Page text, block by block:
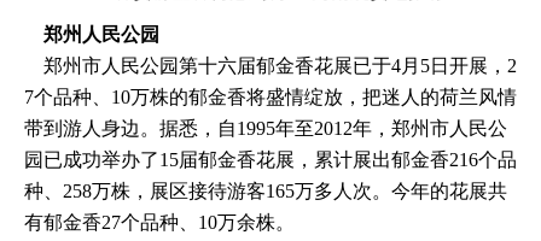
郑州人民公园
郑州市人民公园第十六届郁金香花展已于4月5日开展，2
7个品种、10万株的郁金香将盛情绽放，把迷人的荷兰风情
带到游人身边。据悉，自1995年至2012年，郑州市人民公
园已成功举办了15届郁金香花展，累计展出郁金香216个品
种、258万株，展区接待游客165万多人次。今年的花展共
有郁金香27个品种、10万余株。